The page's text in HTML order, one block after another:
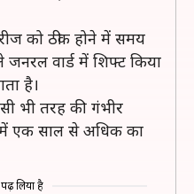
को ठीक होने में समय
वार्ड में शिफ्ट किया
है।
भी तरह की गंभीर
में एक साल से अधिक का
पढ़ लिया है